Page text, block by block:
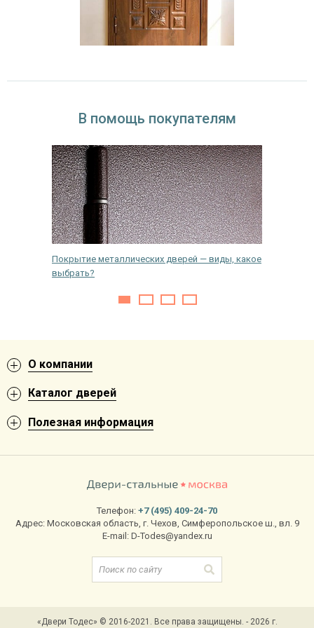
В помощь покупателям
Покрытие металлических дверей — виды, какое
выбрать?
О компании
Каталог дверей
Полезная информация
Телефон: +7 (495) 409-24-70
Адрес: Московская область, г. Чехов, Симферопольское ш., вл. 9
E-mail: D-Todes@yandex.ru
«Двери Тодес» © 2016-2021. Все права защищены. - 2026 г.